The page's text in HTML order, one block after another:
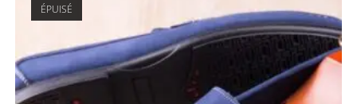
ÉPUISÉ